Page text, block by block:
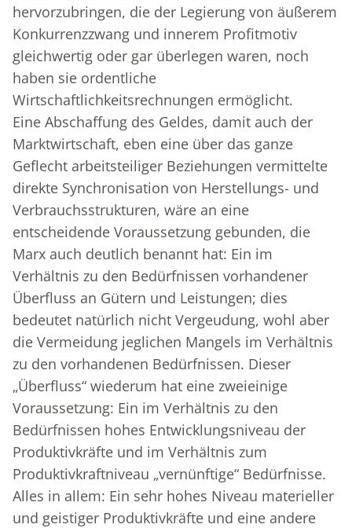
hervorzubringen, die der Legierung von äußerem
Konkurrenzzwang und innerem Profitmotiv
gleichwertig oder gar überlegen waren, noch
haben sie ordentliche
Wirtschaftlichkeitsrechnungen ermöglicht.
Eine Abschaffung des Geldes, damit auch der
Marktwirtschaft, eben eine über das ganze
Geflecht arbeitsteiliger Beziehungen vermittelte
direkte Synchronisation von Herstellungs- und
Verbrauchsstrukturen, wäre an eine
entscheidende Voraussetzung gebunden, die
Marx auch deutlich benannt hat: Ein im
Verhältnis zu den Bedürfnissen vorhandener
Überfluss an Gütern und Leistungen; dies
bedeutet natürlich nicht Vergeudung, wohl aber
die Vermeidung jeglichen Mangels im Verhältnis
zu den vorhandenen Bedürfnissen. Dieser
„Überfluss“ wiederum hat eine zweieinige
Voraussetzung: Ein im Verhältnis zu den
Bedürfnissen hohes Entwicklungsniveau der
Produktivkräfte und im Verhältnis zum
Produktivkraftniveau „vernünftige“ Bedürfnisse.
Alles in allem: Ein sehr hohes Niveau materieller
und geistiger Produktivkräfte und eine andere